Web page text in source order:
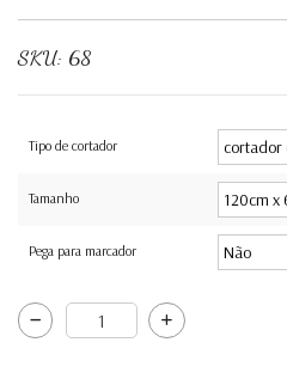
SKU: 68
Tipo de cortador
Tamanho
Pega para marcador